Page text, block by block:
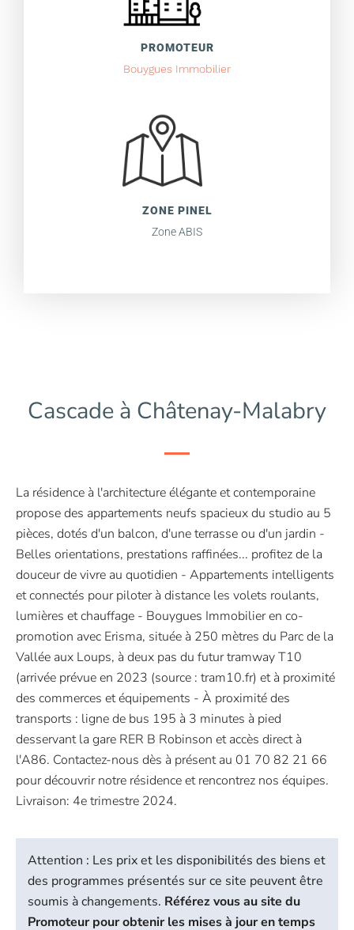
PROMOTEUR
Bouygues Immobilier
ZONE PINEL
Zone ABIS
Cascade à Châtenay-Malabry
La résidence à l'architecture élégante et contemporaine
propose des appartements neufs spacieux du studio au 5
pièces, dotés d'un balcon, d'une terrasse ou d'un jardin -
Belles orientations, prestations raffinées... profitez de la
douceur de vivre au quotidien - Appartements intelligents
et connectés pour piloter à distance les volets roulants,
lumières et chauffage - Bouygues Immobilier en co-
promotion avec Erisma, située à 250 mètres du Parc de la
Vallée aux Loups, à deux pas du futur tramway T10
(arrivée prévue en 2023 (source : tram10.fr) et à proximité
des commerces et équipements - À proximité des
transports : ligne de bus 195 à 3 minutes à pied
desservant la gare RER B Robinson et accès direct à
l'A86. Contactez-nous dès à présent au 01 70 82 21 66
pour découvrir notre résidence et rencontrez nos équipes.
Livraison: 4e trimestre 2024.
Attention : Les prix et les disponibilités des biens et
des programmes présentés sur ce site peuvent être
soumis à changements. Référez vous au site du
Promoteur pour obtenir les mises à jour en temps